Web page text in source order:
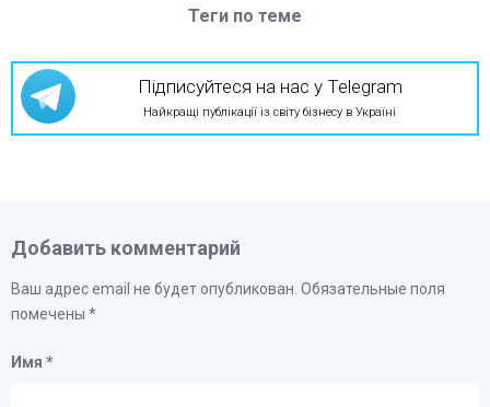
Теги по теме
Підписуйтеся на нас у Telegram
Найкращі публікації із світу бізнесу в Україні
Добавить комментарий
Ваш адрес email не будет опубликован. Обязательные поля
помечены *
Имя *